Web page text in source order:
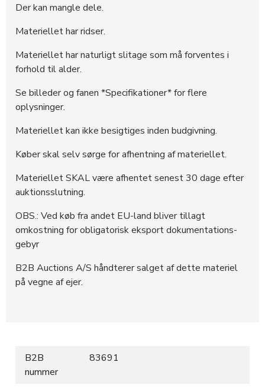
Der kan mangle dele.
Materiellet har ridser.
Materiellet har naturligt slitage som må forventes i
forhold til alder.
Se billeder og fanen *Specifikationer* for flere
oplysninger.
Materiellet kan ikke besigtiges inden budgivning.
Køber skal selv sørge for afhentning af materiellet.
Materiellet SKAL være afhentet senest 30 dage efter
auktionsslutning.
OBS.: Ved køb fra andet EU-land bliver tillagt
omkostning for obligatorisk eksport dokumentations-
gebyr
B2B Auctions A/S håndterer salget af dette materiel
på vegne af ejer.
B2B
nummer
83691